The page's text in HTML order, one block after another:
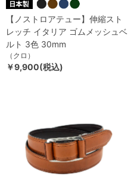
【ノストロアテュー】伸縮スト
レッチ イタリア ゴムメッシュベ
ルト 3色 30mm
（クロ）
￥9,900(税込)